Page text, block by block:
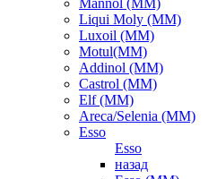
Mannol (ММ)
Liqui Moly (ММ)
Luxoil (ММ)
Motul(ММ)
Addinol (ММ)
Castrol (ММ)
Elf (ММ)
Areca/Selenia (ММ)
Esso
Esso
назад